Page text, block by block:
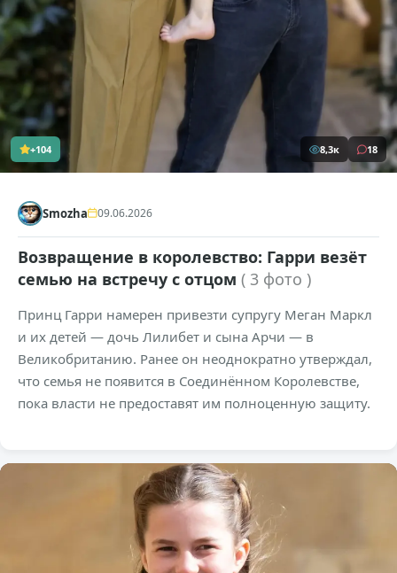
+104 8,3к 18
Smozha 09.06.2026
Возвращение в королевство: Гарри везёт
семью на встречу с отцом ( 3 фото )
Принц Гарри намерен привезти супругу Меган Маркл
и их детей — дочь Лилибет и сына Арчи — в
Великобританию. Ранее он неоднократно утверждал,
что семья не появится в Соединённом Королевстве,
пока власти не предоставят им полноценную защиту.